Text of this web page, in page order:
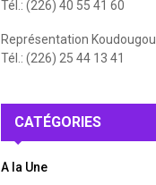
Tél.: (226) 40 55 41 60
Représentation Koudougou
Tél.: (226) 25 44 13 41
CATÉGORIES
A la Une